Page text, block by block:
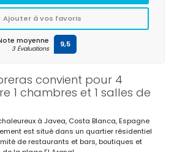
convient pour 4
1 chambres et 1 salles de
à Javea, Costa Blanca, Espagne
est situé dans un quartier résidentiel
de restaurants et bars, boutiques et
Ajouter à vos favoris
moyenne
3 Évaluations 9,5